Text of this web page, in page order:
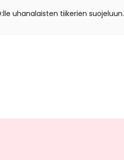
uhanalaisten tiikerien suojeluun.